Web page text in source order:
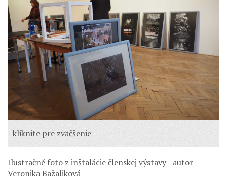
kliknite pre zväčšenie
Ilustračné foto z inštalácie členskej výstavy - autor
Veronika Bažaliková